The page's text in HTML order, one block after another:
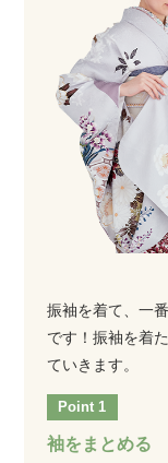
振袖を着て、一
です！振袖を着
ていきます。
袖をまとめる